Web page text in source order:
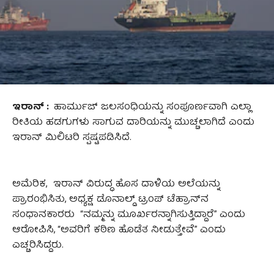
ಇರಾನ್‌ : ಹಾರ್ಮುಜ್‌ ಜಲಸಂಧಿಯನ್ನು ಸಂಪೂರ್ಣವಾಗಿ ಎಲ್ಲಾ
ರೀತಿಯ ಹಡಗುಗಳು ಸಾಗುವ ದಾರಿಯನ್ನು ಮುಚ್ಚಲಾಗಿದೆ ಎಂದು
ಇರಾನ್‌ ಮಿಲಿಟರಿ ಸ್ಪಷ್ಟಪಡಿಸಿದೆ.
ಅಮೆರಿಕ, ಇರಾನ್ ವಿರುದ್ಧ ಹೊಸ ದಾಳಿಯ ಅಲೆಯನ್ನು
ಪ್ರಾರಂಭಿಸಿತು, ಅಧ್ಯಕ್ಷ ಡೊನಾಲ್ಡ್ ಟ್ರಂಪ್ ಟೆಹ್ರಾನ್‌ನ
ಸಂಧಾನಕಾರರು “ನಮ್ಮನ್ನು ಮೂರ್ಖರನ್ನಾಗಿಸುತ್ತಿದ್ದಾರೆ” ಎಂದು
ಆರೋಪಿಸಿ, “ಅವರಿಗೆ ಕಠಿಣ ಹೊಡೆತ ನೀಡುತ್ತೇವೆ” ಎಂದು
ಎಚ್ಚರಿಸಿದ್ದರು.